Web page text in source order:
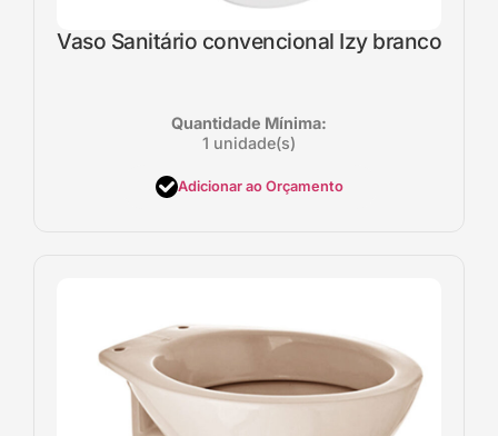
Vaso Sanitário convencional Izy branco
Quantidade Mínima:
1 unidade(s)
Adicionar ao Orçamento